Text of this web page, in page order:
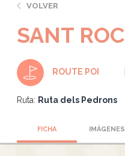
VOLVER
SANT ROC
ROUTE POI
Ruta: Ruta dels Pedrons
FICHA IMÁGENES